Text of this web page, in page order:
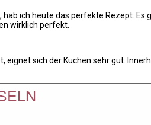
ich heute das perfekte Rezept.
wirklich perfekt.
eignet sich der Kuchen sehr gut.